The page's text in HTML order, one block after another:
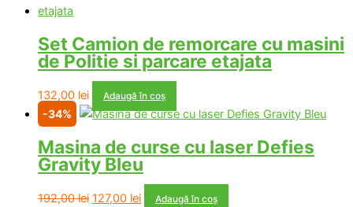
36,00 lei.
Set Camion de remorcare cu masini
de Politie si parcare etajata
132,00 lei Adaugă în coș
-34%
Masina de curse cu laser Defies
Gravity Bleu
192,00lei Prețul
127,00 leiPrețulAdaugă în coș